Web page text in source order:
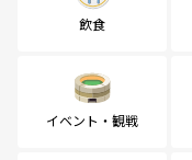
飲食
イベント・観戦